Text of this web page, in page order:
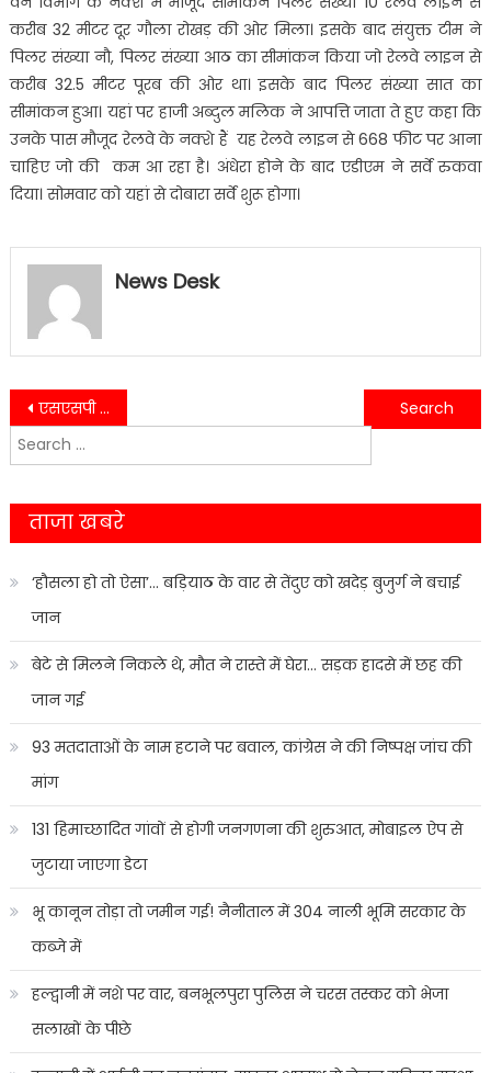
करीब 32 मीटर दूर गौला रोखड़ की ओर मिला। इसके बाद संयुक्त टीम ने
पिलर संख्या नौ, पिलर संख्या आठ का सीमांकन किया जो रेलवे लाइन से
करीब 32.5 मीटर पूरब की ओर था। इसके बाद पिलर संख्या सात का
सीमांकन हुआ। यहां पर हाजी अब्दुल मलिक ने आपत्ति जाता ते हुए कहा कि
उनके पास मौजूद रेलवे के नक्शे हैं यह रेलवे लाइन से 668 फीट पर आना
चाहिए जो की कम आ रहा है। अंधेरा होने के बाद एडीएम ने सर्वे रुकवा
दिया। सोमवार को यहां से दोबारा सर्वे शुरू होगा।
News Desk
Post
navigation
एसएसपी ने सी एम पोर्टल पर प्राप्त होने वाली शिकायतों का शिकायतकर्ताओं से फोन पर वार्ता कर किया समाधान….
भारत चीन सीमा स्थित ग्लेशियर टूटने का वीडियो आया सामने ,देखिए वीडियो….
Search
for:
ताजा खबरे
‘हौसला हो तो ऐसा’… बड़ियाठ के वार से तेंदुए को खदेड़ बुजुर्ग ने बचाई
जान
बेटे से मिलने निकले थे, मौत ने रास्ते में घेरा… सड़क हादसे में छह की
जान गई
93 मतदाताओं के नाम हटाने पर बवाल, कांग्रेस ने की निष्पक्ष जांच की
मांग
131 हिमाच्छादित गांवों से होगी जनगणना की शुरुआत, मोबाइल ऐप से
जुटाया जाएगा डेटा
भू कानून तोड़ा तो जमीन गई! नैनीताल में 304 नाली भूमि सरकार के
कब्जे में
हल्द्वानी में नशे पर वार, बनभूलपुरा पुलिस ने चरस तस्कर को भेजा
सलाखों के पीछे